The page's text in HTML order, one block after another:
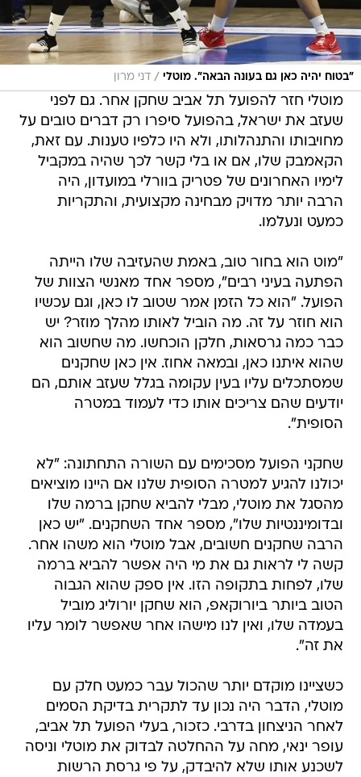
"בטוח יהיה כאן גם בעונה הבאה". מוטלי / דני מרון
מוטלי חזר להפועל תל אביב שחקן אחר. גם לפני
שעזב את ישראל, בהפועל סיפרו רק דברים טובים על
מחויבותו והתנהלותו, ולא היו כלפיו טענות. עם זאת,
הקאמבק שלו, אם או בלי קשר לכך שהיה במקביל
לימיו האחרונים של פטריק בוורלי במועדון, היה
הרבה יותר מדויק מבחינה מקצועית, והתקריות
כמעט ונעלמו.
"מוט הוא בחור טוב, באמת שהעזיבה שלו הייתה
הפתעה בעיני רבים", מספר אחד מאנשי הצוות של
הפועל. "הוא כל הזמן אמר שטוב לו כאן, וגם עכשיו
הוא חוזר על זה. מה הוביל לאותו מהלך מוזר? יש
כבר כמה גרסאות, חלקן הוכחשו. מה שחשוב הוא
שהוא איתנו כאן, ובמאה אחוז. אין כאן שחקנים
שמסתכלים עליו בעין עקומה בגלל שעזב אותם, הם
יודעים שהם צריכים אותו כדי לעמוד במטרה
הסופית".
שחקני הפועל מסכימים עם השורה התחתונה: "לא
יכולנו להגיע למטרה הסופית שלנו אם היינו מוציאים
מהסגל את מוטלי, מבלי להביא שחקן ברמה שלו
ובדומיננטיות שלו", מספר אחד השחקנים. "יש כאן
הרבה שחקנים חשובים, אבל מוטלי הוא משהו אחר.
קשה לי לראות גם את מי היה אפשר להביא ברמה
שלו, לפחות בתקופה הזו. אין ספק שהוא הגבוה
הטוב ביותר ביורוקאפ, הוא שחקן יורוליג מוביל
בעמדה שלו, ואין לנו מישהו אחר שאפשר לומר עליו
את זה".
כשציינו מוקדם יותר שהכול עבר כמעט חלק עם
מוטלי, הדבר היה נכון עד לתקרית בדיקת הסמים
לאחר הניצחון בדרבי. כזכור, בעלי הפועל תל אביב,
עופר ינאי, מחה על ההחלטה לבדוק את מוטלי וניסה
לשכנע אותו שלא להיבדק, על פי גרסת הרשות